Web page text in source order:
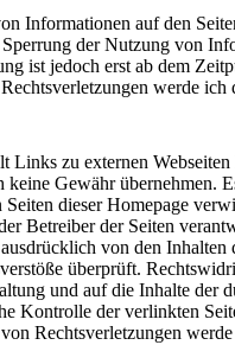
Informationen auf den
der Nutzung von
ist jedoch erst ab dem
werde ich
Links zu externen
keine Gewähr übernehmen.
dieser Homepage
Betreiber der Seiten
von den
überprüft.
und auf die Inhalte der
Kontrolle der verlinkten
Rechtsverletzungen